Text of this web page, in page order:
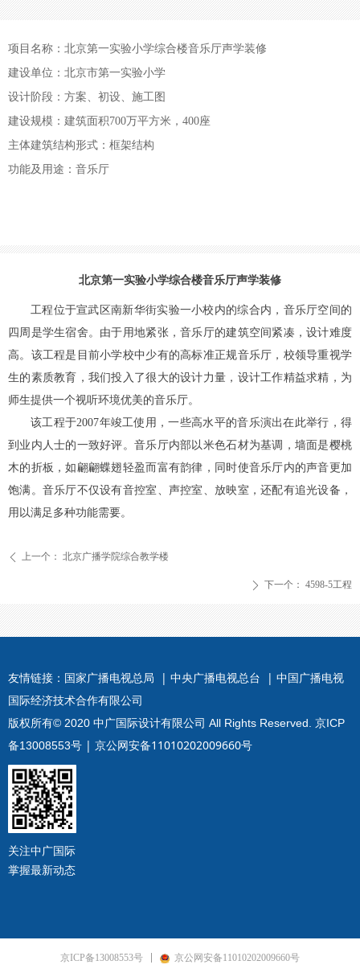
项目名称：北京第一实验小学综合楼音乐厅声学装修
建设单位：北京市第一实验小学
设计阶段：方案、初设、施工图
建设规模：建筑面积700万平方米，400座
主体建筑结构形式：框架结构
功能及用途：音乐厅
工程位于宣武区南新华街实验一小校内的综合内，音乐厅空间的
四周是学生宿舍。由于用地紧张，音乐厅的建筑空间紧凑，设计难度
高。该工程是目前小学校中少有的高标准正规音乐厅，校领导重视学
生的素质教育，我们投入了很大的设计力量，设计工作精益求精，为
师生提供一个视听环境优美的音乐厅。
该工程于2007年竣工使用，一些高水平的音乐演出在此举行，得
到业内人士的一致好评。音乐厅内部以米色石材为基调，墙面是樱桃
木的折板，如翩翩蝶翅轻盈而富有韵律，同时使音乐厅内的声音更加
饱满。音乐厅不仅设有音控室、声控室、放映室，还配有追光设备，
用以满足多种功能需要。
ꄴ 上一个： 北京广播学院综合教学楼
ꄲ 下一个： 4598-5工程
北京第一实验小学综合楼音乐厅声学装修
关注中广国际
掌握最新动态
友情链接： 国家广播电视总局 | 中央广播电视总台 | 中国广播电视
国际经济技术合作有限公司
版权所有© 2020 中广国际设计有限公司 All Rights Reserved. 京ICP
备13008553号 | 京公网安备11010202009660号
京ICP备13008553号 京公网安备11010202009660号